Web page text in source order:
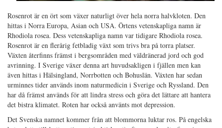
Rosenrot är en ört som växer naturligt över hela norra halvkloten. Den
hittas i Norra Europa, Asian och USA. Örtens vetenskapliga namn är
Rhodiola rosea. Dess vetenskapliga namn var tidigare Rhodiola rosea.
Rosenrot är en flerårig fetbladig växt som trivs bra på torra platser.
Växten återfinns främst i bergsområden med väldränerad jord och god
avrinning. I Sverige växer denna art huvudsakligen i fjällen men kan
även hittas i Hälsingland, Norrbotten och Bohuslän. Växten har sedan
urminnes tider används inom naturmedicin i Sverige och Ryssland. Den
har då främst används för att lindra stress och göra det lättare att hantera
det bistra klimatet. Roten har också använts mot depression.
Det Svenska namnet kommer från att blommorna luktar ros. På engelska